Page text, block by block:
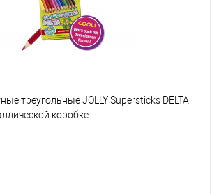
треугольные JOLLY Supersticks DELTA
коробке